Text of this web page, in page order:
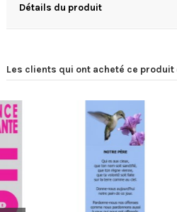
Détails du produit
Les clients qui ont acheté ce produit